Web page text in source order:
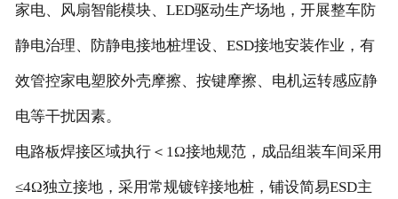
家电、风扇智能模块、LED驱动生产场地，开展整车防
静电治理、防静电接地桩埋设、ESD接地安装作业，有
效管控家电塑胶外壳摩擦、按键摩擦、电机运转感应静
电等干扰因素。
电路板焊接区域执行＜1Ω接地规范，成品组装车间采用
≤4Ω独立接地，采用常规镀锌接地桩，铺设简易ESD主